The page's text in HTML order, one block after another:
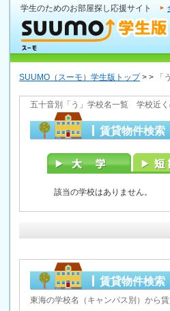
学生のためのお部屋探し応援サイト
SUUMO（スーモ）学生版トップ> > 「
五十音別「う」学校名一覧 学校近く
賃貸物件検索
該当の学校はありません。
賃貸物件検索
東海の学校名（キャンパス別）から賃